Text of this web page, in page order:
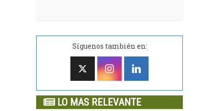
Síguenos también en:
LO MAS RELEVANTE